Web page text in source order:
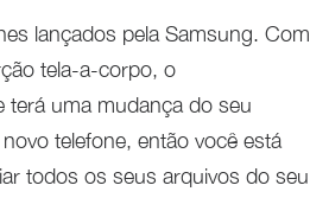
lançados pela Samsung. Com
tela-a-corpo, o
terá uma mudança do seu
telefone, então você está
todos os seus arquivos do seu